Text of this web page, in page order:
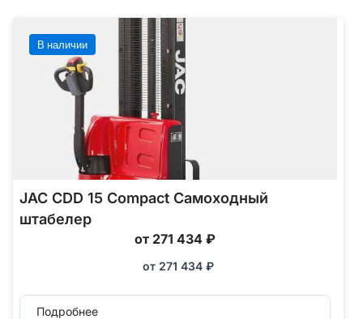
В наличии
JAC CDD 15 Compact Самоходный
штабелер
от 271 434 ₽
от 271 434 ₽
Подробнее